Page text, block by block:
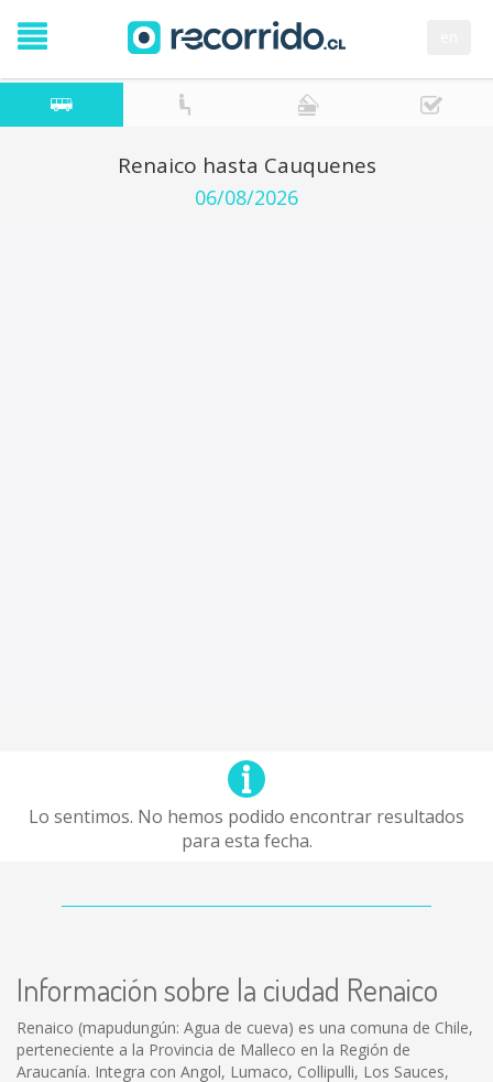
Renaico hasta Cauquenes
06/08/2026
Lo sentimos. No hemos podido encontrar resultados
para esta fecha.
Información sobre la ciudad Renaico
Renaico (mapudungún: Agua de cueva) es una comuna de Chile,
perteneciente a la Provincia de Malleco en la Región de
Araucanía. Integra con Angol, Lumaco, Collipulli, Los Sauces,